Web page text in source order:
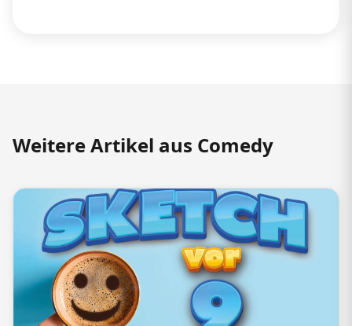
Weitere Artikel aus Comedy